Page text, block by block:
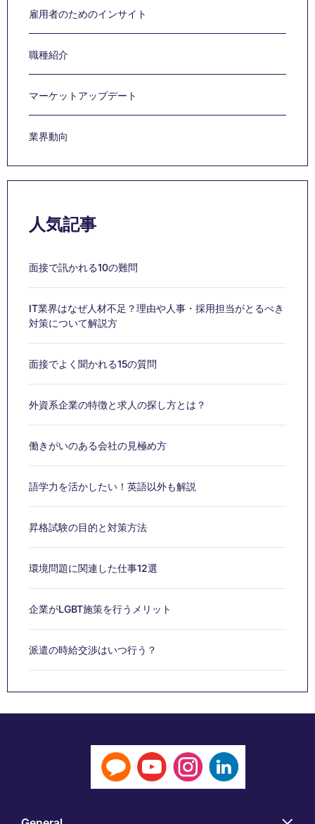
雇用者のためのインサイト
職種紹介
マーケットアップデート
業界動向
人気記事
面接で訊かれる10の難問
IT業界はなぜ人材不足？理由や人事・採用担当がとるべき
対策について解説方
面接でよく聞かれる15の質問
外資系企業の特徴と求人の探し方とは？
働きがいのある会社の見極め方
語学力を活かしたい！英語以外も解説
昇格試験の目的と対策方法
環境問題に関連した仕事12選
企業がLGBT施策を行うメリット
派遣の時給交渉はいつ行う？